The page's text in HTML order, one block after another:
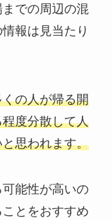
での周辺の混
報は見当たり
の人が帰る開
度分散して人
思われます。
能性が高いの
とをおすすめ